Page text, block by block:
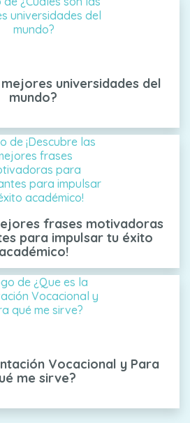
universidades del
mundo?
frases motivadoras
para impulsar tu éxito
académico!
Vocacional y Para
me sirve?